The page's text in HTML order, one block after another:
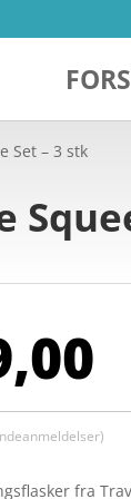
Set – 3 stk
fra